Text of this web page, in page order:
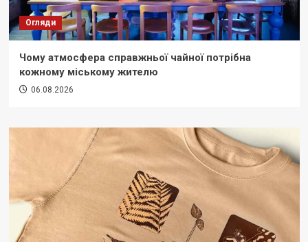
Огляди
Чому атмосфера справжньої чайної потрібна
кожному міському жителю
06.08.2026